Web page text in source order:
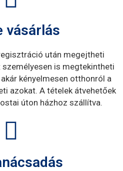
vásárlás
után megejtheti
is megtekintheti
kényelmesen otthonról a
azokat. A tételek átvehetőek
úton házhoz szállítva.